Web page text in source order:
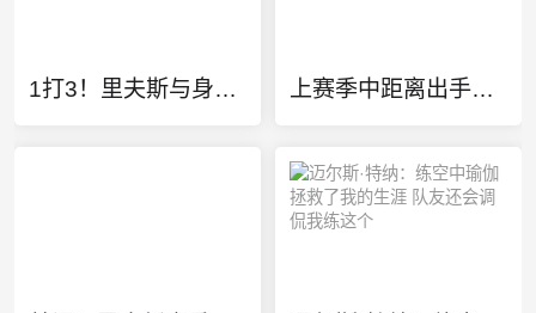
1打3！里夫斯与身穿詹姆斯球衣的小球迷进行了对决 “艰难”取胜 上赛季中距离出手排名！德罗赞场均6.3次第1 KD第2 英格拉姆第3